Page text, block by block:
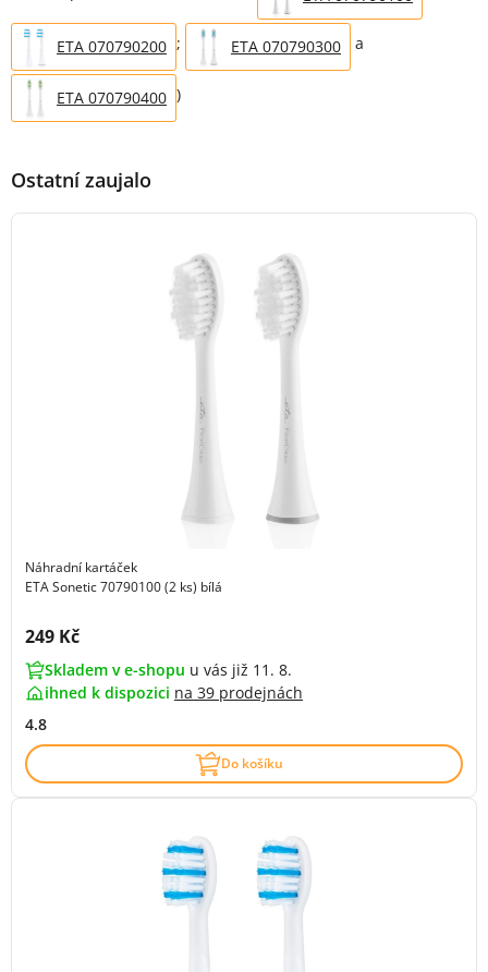
ETA 070790200 ; ETA 070790300 a
ETA 070790400 )
Ostatní zaujalo
Náhradní kartáček
ETA Sonetic 70790100 (2 ks) bílá
Cena s DPH:
249 Kč
Skladem v e-shopu u vás již 11. 8.
ihned k dispozici na 39 prodejnách
4.8
Do košíku